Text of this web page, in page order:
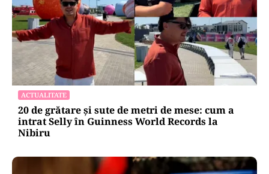
ACTUALITATE
20 de grătare și sute de metri de mese: cum a
intrat Selly în Guinness World Records la
Nibiru